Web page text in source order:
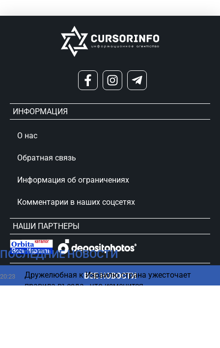
ПОСЛЕДНИЕ НОВОСТИ
20:23
Дружелюбная к Израилю страна ужесточает
правила въезда - что изменится
ВСЕ НОВОСТИ
ИНФОРМАЦИЯ
О нас
Обратная связь
Информация об ограничениях
Комментарии в наших соцсетях
НАШИ ПАРТНЕРЫ
сursorinfo.co.il © Все права защищены